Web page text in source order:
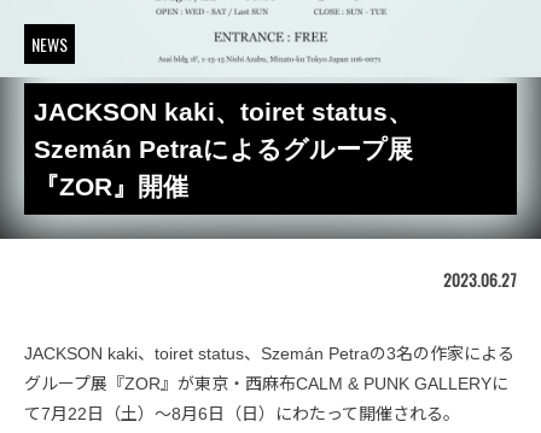
NEWS
JACKSON kaki、toiret status、
Szemán Petraによるグループ展
『ZOR』開催
2023.06.27
JACKSON kaki、toiret status、Szemán Petraの3名の作家による
グループ展『ZOR』が東京・西麻布CALM & PUNK GALLERYに
て7月22日（土）〜8月6日（日）にわたって開催される。